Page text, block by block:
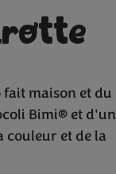
fait maison et du
Bimi® et d'un
couleur et de la